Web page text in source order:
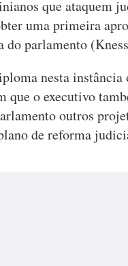
que ataquem
uma primeira
do parlamento
nesta instância
que o executivo
outros
de reforma